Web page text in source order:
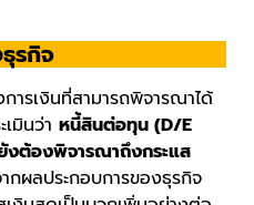
รกิจ
ารเงินที่สามารถพิจารณาได้
เมินว่าหนี้สินต่อทุน (D/E
งต้องพิจารณาถึงกระแส
กผลประกอบการของธุรกิจ